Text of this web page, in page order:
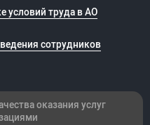
условий труда в АО
сотрудников
оказания услуг